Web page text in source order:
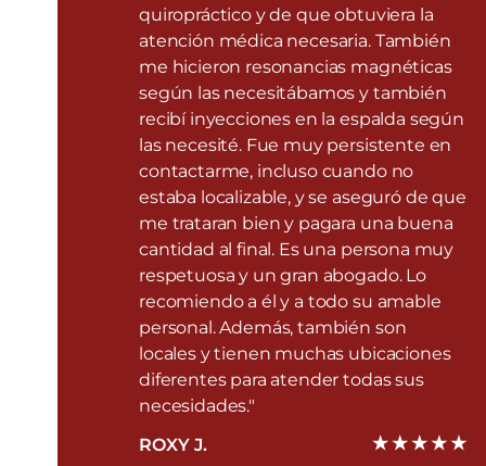
quiropráctico y de que obtuviera la
atención médica necesaria. También
me hicieron resonancias magnéticas
según las necesitábamos y también
recibí inyecciones en la espalda según
las necesité. Fue muy persistente en
contactarme, incluso cuando no
estaba localizable, y se aseguró de que
me trataran bien y pagara una buena
cantidad al final. Es una persona muy
respetuosa y un gran abogado. Lo
recomiendo a él y a todo su amable
personal. Además, también son
locales y tienen muchas ubicaciones
diferentes para atender todas sus
necesidades."
ROXY J.